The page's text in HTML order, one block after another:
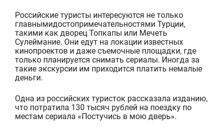
Российские туристы интересуются не только
главнымидостопримечательностями Турции,
такими какдворец Топкапы или Мечеть
Сулеймание. Они едутна локации известных
кинопроектови дажесъемочные площадки, где
только планируется снимать сериалы. Иногда за
такие экскурсии им приходится платить немалые
деньги.
Одна из российских туристок рассказала изданию,
что потратила 130 тысяч рублей на поездку по
местам сериала «Постучись в мою дверь».